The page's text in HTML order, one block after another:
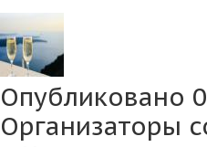
Опубликовано
Организаторы